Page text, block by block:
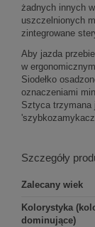
żadnych innych
uszczelnionych
zintegrowane
Aby jazda
w
Siodełko
oznaczeniami
Sztyca trzymana
Szczegóły
Zalecany wiek
Kolorystyka
dominujące)